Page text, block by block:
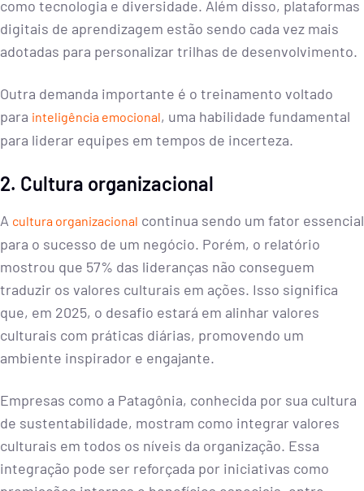
como tecnologia e diversidade. Além disso, plataformas
digitais de aprendizagem estão sendo cada vez mais
adotadas para personalizar trilhas de desenvolvimento.
Outra demanda importante é o treinamento voltado
para inteligência emocional, uma habilidade fundamental
para liderar equipes em tempos de incerteza.
2. Cultura organizacional
A cultura organizacional continua sendo um fator essencial
para o sucesso de um negócio. Porém, o relatório
mostrou que 57% das lideranças não conseguem
traduzir os valores culturais em ações. Isso significa
que, em 2025, o desafio estará em alinhar valores
culturais com práticas diárias, promovendo um
ambiente inspirador e engajante.
Empresas como a Patagônia, conhecida por sua cultura
de sustentabilidade, mostram como integrar valores
culturais em todos os níveis da organização. Essa
integração pode ser reforçada por iniciativas como